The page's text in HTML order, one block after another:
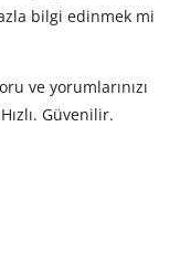
bilgi edinmek mi
ve yorumlarınızı
Güvenilir.